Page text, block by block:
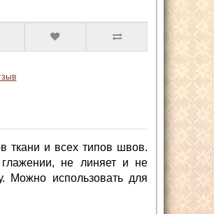
ткани и всех типов швов.
не линяет и не
Можно использовать для